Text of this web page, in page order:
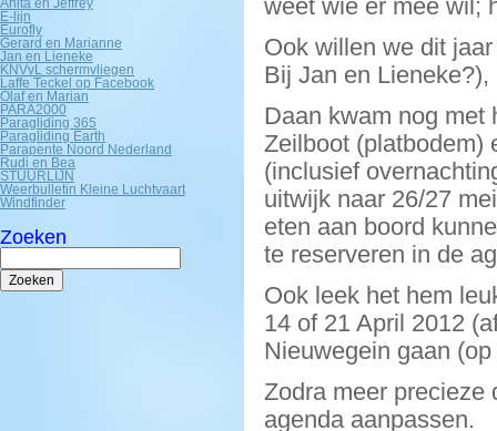
Anita en Jeffrey
E-lijn
Eurofly
Gerard en Marianne
Jan en Lieneke
KNVvL schermvliegen
Laffe Teckel op Facebook
Olaf en Marian
PARA2000
Paragliding 365
Paragliding Earth
Parapente Noord Nederland
Rudi en Bea
STUURLIJN
Weerbulletin Kleine Luchtvaart
Windfinder
Zoeken
Zoeken
naar:
weet wie er mee wil;
Ook willen we dit
Bij Jan en
Daan kwam nog met
Zeilboot (platbodem)
(inclusief
uitwijk naar 26/27
eten aan boord
te reserveren in de
Ook leek het hem
14 of 21 April 2012
Nieuwegein gaan
Zodra meer precieze
agenda aanpassen.